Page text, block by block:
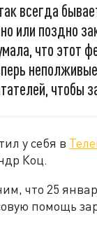
всегда
или поздно
что этот
чтобы
у себя в
Коц.
что 25
помощь